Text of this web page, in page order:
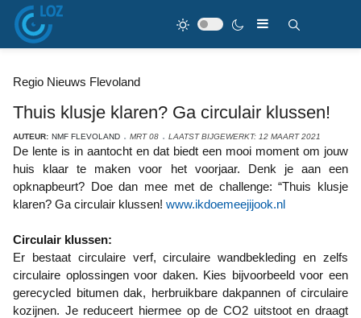
Regio Nieuws Flevoland
Thuis klusje klaren? Ga circulair klussen!
AUTEUR: NMF FLEVOLAND MRT 08 LAATST BIJGEWERKT: 12 MAART 2021
De lente is in aantocht en dat biedt een mooi moment om jouw
huis klaar te maken voor het voorjaar. Denk je aan een
opknapbeurt? Doe dan mee met de challenge: “Thuis klusje
klaren? Ga circulair klussen! www.ikdoemeejijook.nl
Circulair klussen:
Er bestaat circulaire verf, circulaire wandbekleding en zelfs
circulaire oplossingen voor daken. Kies bijvoorbeeld voor een
gerecycled bitumen dak, herbruikbare dakpannen of circulaire
kozijnen. Je reduceert hiermee op de CO2 uitstoot en draagt